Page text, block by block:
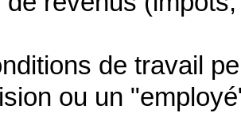
de travail
ou un